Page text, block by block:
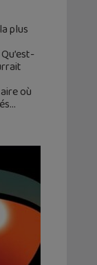
plus
où